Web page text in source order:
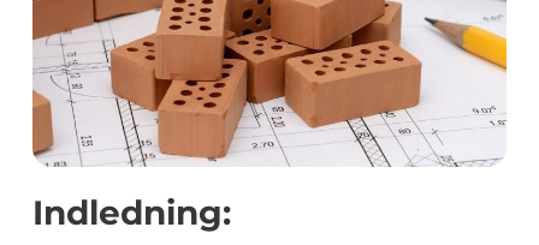
Indledning: